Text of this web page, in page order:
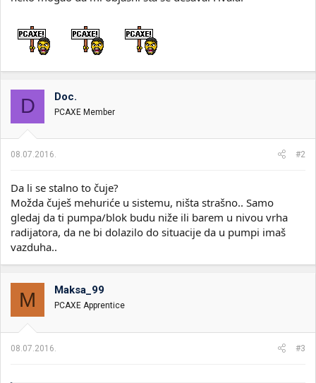
D Doc.
PCAXE Member
08.07.2016. #2
Da li se stalno to čuje?
Možda čuješ mehuriće u sistemu, ništa strašno.. Samo
gledaj da ti pumpa/blok budu niže ili barem u nivou vrha
radijatora, da ne bi dolazilo do situacije da u pumpi imaš
vazduha..
M Maksa_99
PCAXE Apprentice
08.07.2016. #3